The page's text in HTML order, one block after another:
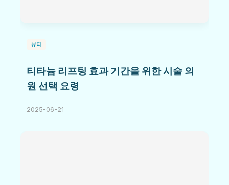
뷰티
티타늄 리프팅 효과 기간을 위한 시술 의
원 선택 요령
2025-06-21